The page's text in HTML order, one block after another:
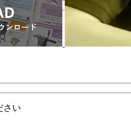
力ください
さい